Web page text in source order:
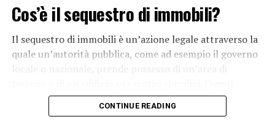
UP NEXT
Perché la legge prevede la possibilità di ricorso contro
le sentenze?
DON'T MISS
Cos’è il sequestro di immobili?
Il sequestro di immobili è un’azione legale attraverso la
quale un’autorità pubblica, come ad esempio il governo
motivi possono variare dalle questioni di sicurezza
pubblica alla necessità di sviluppo urbano o
CONTINUE READING